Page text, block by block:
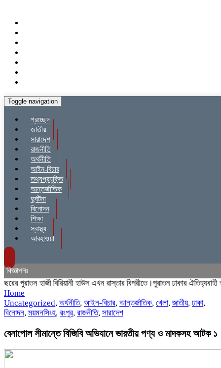
Toggle navigation
প্রচ্ছেদ
জাতীয়
সারাদেশ
রাজনীতি
অর্থনীতি
আইন-বিচার
তথ্যপ্রযুক্তি
আন্তর্জাতিক
দুর্ঘটনা
বিনোদন
শিক্ষা
স্বাস্থ্য
আবহাওয়া
বিজ্ঞাপনঃ
পুরাতন হাজী বিরিয়ানী হাউস এখন রাস্তার বিপরীতে।পুরাতন ঢাকার ঐতিহ্যবাহী
Home
Uncategorized, অর্থনীতি, আইন-বিচার, আন্তর্জাতিক, খেলা, জাতীয়, ঢাকা,
বিনোদন, ময়মনসিংহ, রংপুর, রাজনীতি, সারাদেশ
বেনাপোল সীমান্তে বিজিবি অভিযানে ভারতীয় পণ্য ও মাদকসহ আটক ১